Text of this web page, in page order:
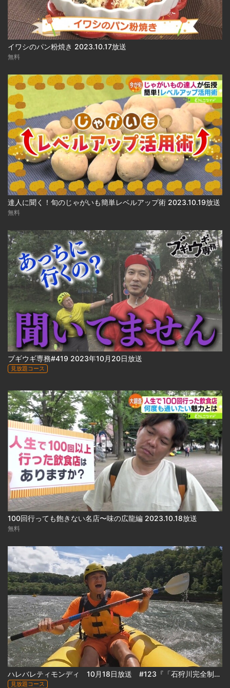
イワシのパン粉焼き 2023.10.17放送
無料
達人に聞く！旬のじゃがいも簡単レベルアップ術 2023.10.19放送
無料
ブギウギ専務#419 2023年10月20日放送
見放題コース
100回行っても飽きない名店〜味の広龍編 2023.10.18放送
無料
ハレバレティモンディ 10月18日放送 #123『「石狩川完全制覇｣カムイコタン編(前編)』
見放題コース